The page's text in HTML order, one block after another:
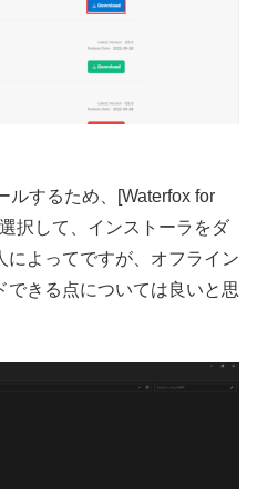
ルするため、[Waterfox for
択して、インストーラをダ
によってですが、オフライン
できる点については良いと思